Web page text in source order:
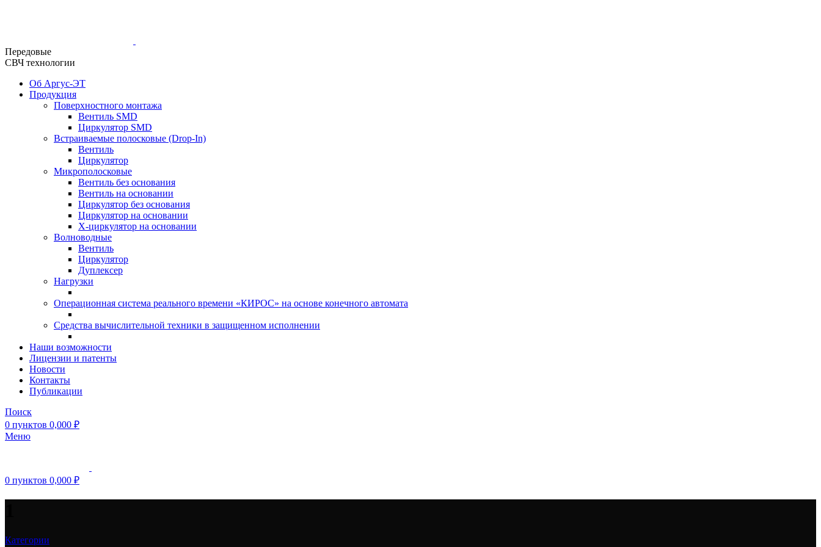
Передовые
СВЧ технологии
Об Аргус-ЭТ
Продукция
Поверхностного монтажа
Вентиль SMD
Циркулятор SMD
Встраиваемые полосковые (Drop-In)
Вентиль
Циркулятор
Микрополосковые
Вентиль без основания
Вентиль на основании
Циркулятор без основания
Циркулятор на основании
Х-циркулятор на основании
Волноводные
Вентиль
Циркулятор
Дуплексер
Нагрузки
Операционная система реального времени «КИРОС» на основе конечного автомата
Средства вычислительной техники в защищенном исполнении
Наши возможности
Лицензии и патенты
Новости
Контакты
Публикации
Поиск
0 пунктов 0,000 ₽
Меню
0 пунктов 0,000 ₽
Категории